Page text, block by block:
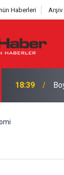
Haberleri Arşiv
18:29